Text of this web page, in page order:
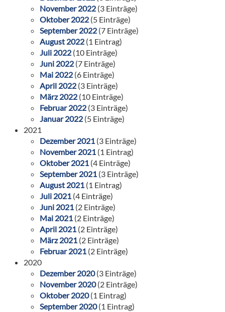
November 2022 (3 Einträge)
Oktober 2022 (5 Einträge)
September 2022 (7 Einträge)
August 2022 (1 Eintrag)
Juli 2022 (10 Einträge)
Juni 2022 (7 Einträge)
Mai 2022 (6 Einträge)
April 2022 (3 Einträge)
März 2022 (10 Einträge)
Februar 2022 (3 Einträge)
Januar 2022 (5 Einträge)
2021
Dezember 2021 (3 Einträge)
November 2021 (1 Eintrag)
Oktober 2021 (4 Einträge)
September 2021 (3 Einträge)
August 2021 (1 Eintrag)
Juli 2021 (4 Einträge)
Juni 2021 (2 Einträge)
Mai 2021 (2 Einträge)
April 2021 (2 Einträge)
März 2021 (2 Einträge)
Februar 2021 (2 Einträge)
2020
Dezember 2020(3 Einträge)
November 2020(2 Einträge)
Oktober 2020(1 Eintrag)
September 2020(1 Eintrag)